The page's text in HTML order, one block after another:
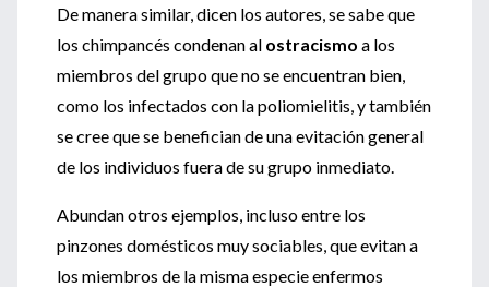
De manera similar, dicen los autores, se sabe que
los chimpancés condenan al ostracismo a los
miembros del grupo que no se encuentran bien,
como los infectados con la poliomielitis, y también
se cree que se benefician de una evitación general
de los individuos fuera de su grupo inmediato.
Abundan otros ejemplos, incluso entre los
pinzones domésticos muy sociables, que evitan a
los miembros de la misma especie enfermos